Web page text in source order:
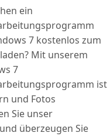
ein
7 kostenlos zum
Mit unserem
7
ist
und Fotos
Sie unser
überzeugen Sie